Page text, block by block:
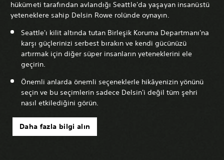
hükümeti tarafından avlandığı Seattle'da yaşayan insanüstü
yeteneklere sahip Delsin Rowe rolünde oynayın.
Seattle'ı kilit altında tutan Birleşik Koruma Departmanı'na
karşı güçlerinizi serbest bırakın ve kendi gücünüzü
artırmak için diğer süper insanların yeteneklerini ele
geçirin.
Önemli anlarda önemli seçeneklerle hikâyenizin yönünü
seçin ve bu seçimlerin sadece Delsin'i değil tüm şehri
nasıl etkilediğini görün.
Daha fazla bilgi alın